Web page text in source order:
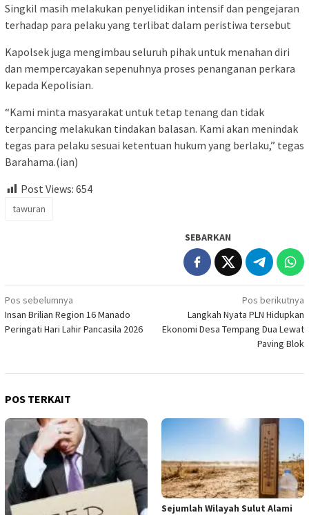
Singkil masih melakukan penyelidikan intensif dan pengejaran
terhadap para pelaku yang terlibat dalam peristiwa tersebut
Kapolsek juga mengimbau seluruh pihak untuk menahan diri
dan mempercayakan sepenuhnya proses penanganan perkara
kepada Kepolisian.
“Kami minta masyarakat untuk tetap tenang dan tidak
terpancing melakukan tindakan balasan. Kami akan menindak
tegas para pelaku sesuai ketentuan hukum yang berlaku,” tegas
Barahama.(ian)
Post Views: 654
tawuran
SEBARKAN
Navigasi
pos
Pos sebelumnya
Insan Brilian Region 16 Manado
Peringati Hari Lahir Pancasila 2026
Pos berikutnya
Langkah Nyata PLN Hidupkan
Ekonomi Desa Tempang Dua Lewat
Paving Blok
POS TERKAIT
Sejumlah Wilayah Sulut Alami